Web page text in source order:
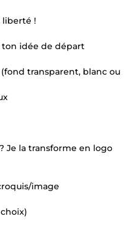
liberté !
ton idée de départ
(fond transparent, blanc ou
Je la transforme en logo
image